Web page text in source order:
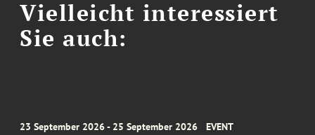
Vielleicht interessiert
Sie auch:
23 September 2026 - 25 September 2026 EVENT